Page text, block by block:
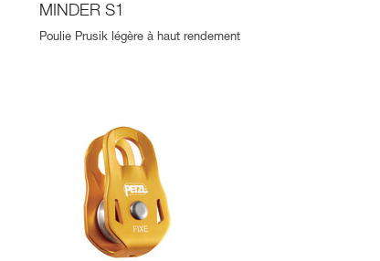
MINDER S1
Poulie Prusik légère à haut rendement